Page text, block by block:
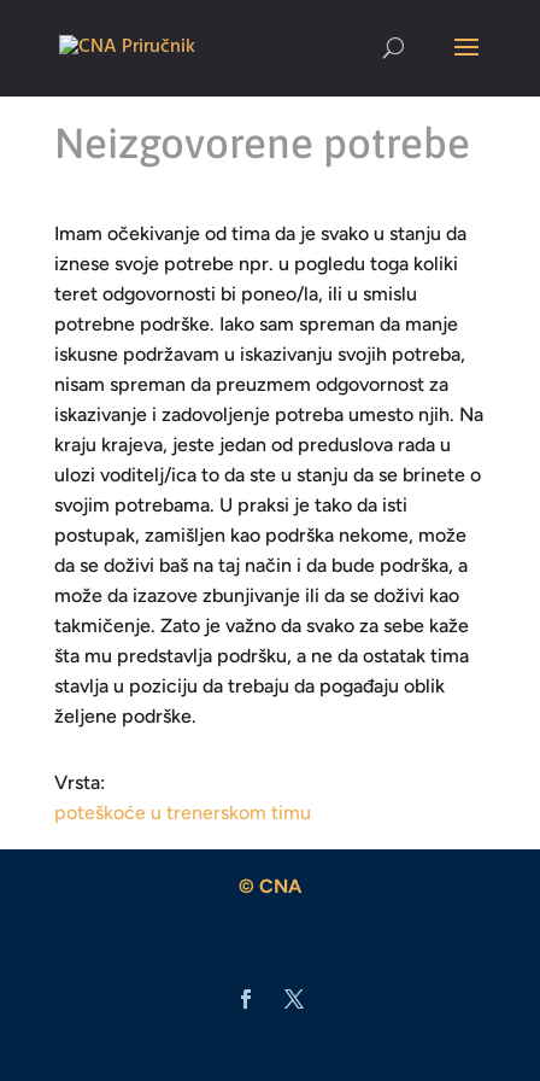
Neizgovorene potrebe
Imam očekivanje od tima da je svako u stanju da
iznese svoje potrebe npr. u pogledu toga koliki
teret odgovornosti bi poneo/la, ili u smislu
potrebne podrške. Iako sam spreman da manje
iskusne podržavam u iskazivanju svojih potreba,
nisam spreman da preuzmem odgovornost za
iskazivanje i zadovoljenje potreba umesto njih. Na
kraju krajeva, jeste jedan od preduslova rada u
ulozi voditelj/ica to da ste u stanju da se brinete o
svojim potrebama. U praksi je tako da isti
postupak, zamišljen kao podrška nekome, može
da se doživi baš na taj način i da bude podrška, a
može da izazove zbunjivanje ili da se doživi kao
takmičenje. Zato je važno da svako za sebe kaže
šta mu predstavlja podršku, a ne da ostatak tima
stavlja u poziciju da trebaju da pogađaju oblik
željene podrške.
Vrsta:
poteškoće u trenerskom timu
© CNA